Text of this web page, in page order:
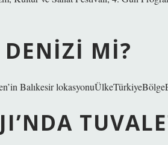
DENIZI MI?
Balıkesir